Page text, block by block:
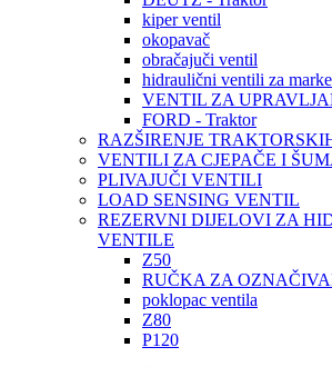
kiper ventil
okopavač
obračajuči ventil
hidraulični ventili za
VENTIL ZA
FORD - Traktor
RAZŠIRENJE
VENTILI ZA CJEPAČE I
PLIVAJUČI VENTILI
LOAD SENSING VENTIL
REZERVNI DIJELOVI ZA
VENTILE
Z50
RUČKA ZA
poklopac ventila
Z80
P120